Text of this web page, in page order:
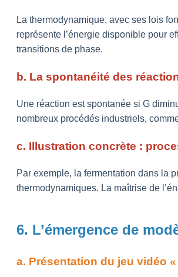
La thermodynamique, avec ses lois
représente l’énergie disponible pour
transitions de phase.
b. La spontanéité des
Une réaction est spontanée si G
nombreux procédés industriels,
c. Illustration concrète :
Par exemple, la fermentation dans la
thermodynamiques. La maîtrise de
6. L’émergence de
a. Présentation du jeu vidéo